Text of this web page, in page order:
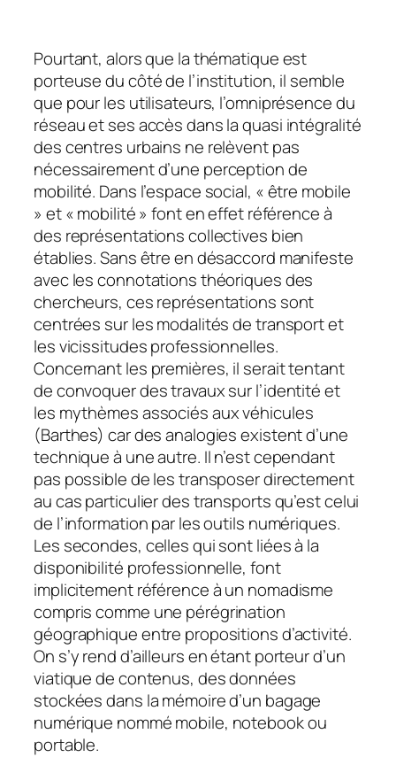
Pourtant, alors que la thématique est
porteuse du côté de l’institution, il semble
que pour les utilisateurs, l’omniprésence du
réseau et ses accès dans la quasi intégralité
des centres urbains ne relèvent pas
nécessairement d’une perception de
mobilité. Dans l’espace social, « être mobile
» et « mobilité » font en effet référence à
des représentations collectives bien
établies. Sans être en désaccord manifeste
avec les connotations théoriques des
chercheurs, ces représentations sont
centrées sur les modalités de transport et
les vicissitudes professionnelles.
Concernant les premières, il serait tentant
de convoquer des travaux sur l’identité et
les mythèmes associés aux véhicules
(Barthes) car des analogies existent d’une
technique à une autre. Il n’est cependant
pas possible de les transposer directement
au cas particulier des transports qu’est celui
de l’information par les outils numériques.
Les secondes, celles qui sont liées à la
disponibilité professionnelle, font
implicitement référence à un nomadisme
compris comme une pérégrination
géographique entre propositions d’activité.
On s’y rend d’ailleurs en étant porteur d’un
viatique de contenus, des données
stockées dans la mémoire d’un bagage
numérique nommé mobile, notebook ou
portable.